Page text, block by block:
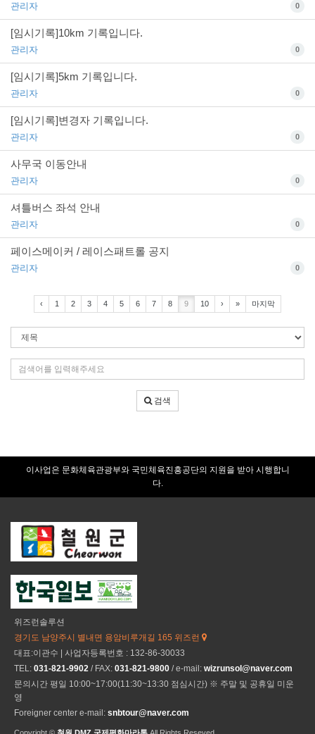
관리자 0
[임시기록]10km 기록입니다.
관리자 0
[임시기록]5km 기록입니다.
관리자 0
[임시기록]변경자 기록입니다.
관리자 0
사무국 이동안내
관리자 0
셔틀버스 좌석 안내
관리자 0
페이스메이커 / 레이스패트롤 공지
관리자 0
‹ 1 2 3 4 5 6 7 8 9 10 › » 마지막
색
조
색
어
입
검색
이사업은 문화체육관광부와 국민체육진흥공단의 지원을 받아 시행합니
다.
위즈런솔루션
경기도 남양주시 별내면 용암비루개길 165 위즈런
대표:이관수 | 사업자등록번호 : 132-86-30033
TEL: 031-821-9902 / FAX: 031-821-9800 / e-mail: wizrunsol@naver.com
문의시간 평일 10:00~17:00(11:30~13:30 점심시간) ※ 주말 및 공휴일 미운
영
Foreigner center e-mail: snbtour@naver.com